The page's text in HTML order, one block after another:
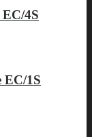
4S
1S